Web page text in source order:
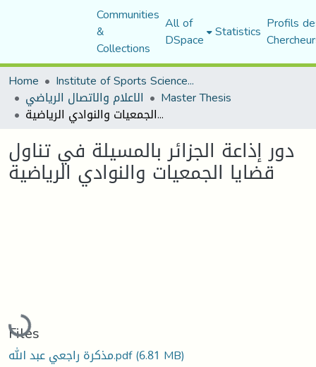
Communities
&
Collections
All of
DSpace Statistics Profils
Home
Institute of Sports Sciences and Techniques
الاعلام والاتصال الرياضي Master Thesis
دور إذاعة الجزائر بالمسيلة في تناول قضايا الجمعيات والنوادي الرياضية
دور إذاعة الجزائر بالمسيلة في تناول
قضايا الجمعيات والنوادي الرياضية
Loading...
Files
مذكرة راجعي عبد الله.pdf(6.81 MB)